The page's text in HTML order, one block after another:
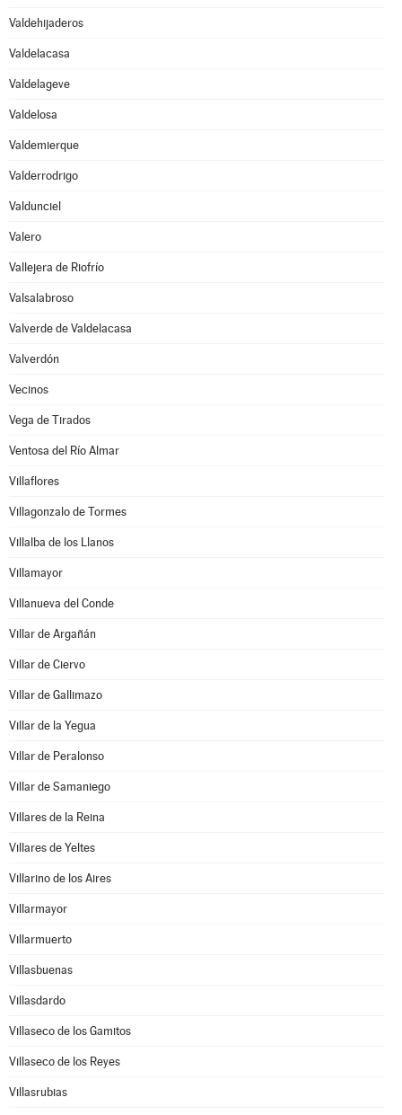
Valdehijaderos
Valdelacasa
Valdelageve
Valdelosa
Valdemierque
Valderrodrigo
Valdunciel
Valero
Vallejera de Riofrío
Valsalabroso
Valverde de Valdelacasa
Valverdón
Vecinos
Vega de Tirados
Ventosa del Río Almar
Villaflores
Villagonzalo de Tormes
Villalba de los Llanos
Villamayor
Villanueva del Conde
Villar de Argañán
Villar de Ciervo
Villar de Gallimazo
Villar de la Yegua
Villar de Peralonso
Villar de Samaniego
Villares de la Reina
Villares de Yeltes
Villarino de los Aires
Villarmayor
Villarmuerto
Villasbuenas
Villasdardo
Villaseco de los Gamitos
Villaseco de los Reyes
Villasrubias